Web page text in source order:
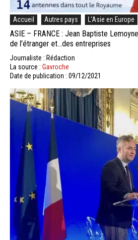
Accueil Autres pays L'Asie en Europe
ASIE – FRANCE : Jean Baptiste
de l’étranger et…des entreprises
Journaliste : Rédaction
La source : Gavroche
Date de publication : 09/12/2021